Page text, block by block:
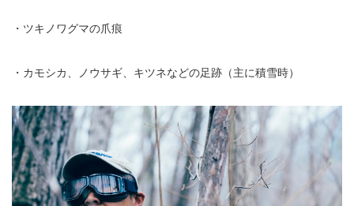
・ツキノワグマの爪痕
・カモシカ、ノウサギ、キツネなどの足跡（主に積雪時）